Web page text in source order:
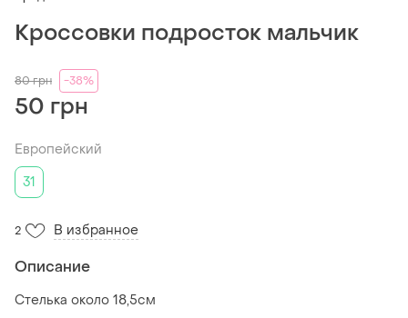
Кроссовки подросток мальчик
80грн -38%
50 грн
Европейский
31
2 В избранное
Описание
Стелька около 18,5см